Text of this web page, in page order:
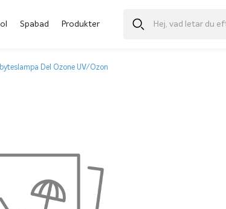
Spabad Produkter
Del Ozone UV/Ozon